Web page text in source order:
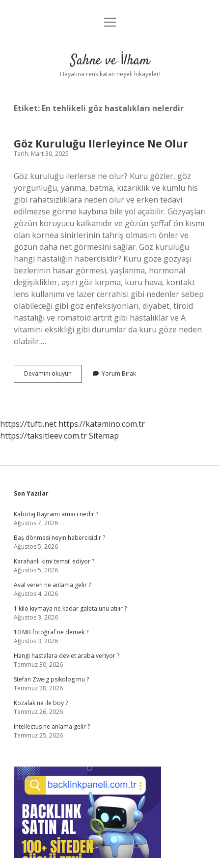
Anasayfa
Yasal Uyarı
menüyü
Sahne ve İlham
Hayatına renk katan neşeli hikayeler!
Etiket: En tehlikeli göz hastalıkları nelerdir
Göz Kuruluğu Ilerleyince Ne Olur
Tarih: Mart 30, 2025
Göz kuruluğu ilerlerse ne olur? Kuru gözler, göz
yorgunluğu, yanma, batma, kızarıklık ve kumlu his
gibi rahatsızlıklara neden olur ve erken tedavi
edilmezse görme kaybına bile yol açabilir. Gözyaşları
gözün koruyucu kalkanıdır ve gözün şeffaf ön kısmı
olan kornea sinirlerinin tahriş olmasını önler ve
gözün daha net görmesini sağlar. Göz kuruluğu
hangi hastalığın habercisidir? Kuru göze gözyaşı
bezlerinin hasar görmesi, yaşlanma, hormonal
değişiklikler, aşırı göz kırpma, kuru hava, kontakt
lens kullanımı ve lazer cerrahisi gibi nedenler sebep
olabileceği gibi göz enfeksiyonları, diyabet, tiroid
hastalığı ve romatoid artrit gibi hastalıklar ve A
vitamini eksikliği gibi durumlar da kuru göze neden
olabilir.…
Devamını okuyun
Kuruluğu
Yorum Bırak
https://tufti.net https://katamino.com.tr
https://taksitleev.com.trSitemap
Sidebar
Son Yazılar
Kabotaj Bayramı amacı nedir ?
Ağustos 7, 2026
Baş dönmesi neyin habercisidir ?
Ağustos 5, 2026
Karahanlı kimi temsil ediyor ?
Ağustos 5, 2026
Aval veren ne anlama gelir ?
Ağustos 4, 2026
1 kilo kıymaya ne kadar galeta unu atılır ?
Ağustos 3, 2026
10 MB fotoğraf ne demek ?
Ağustos 3, 2026
Hangi hastalara devlet araba veriyor ?
Temmuz 30, 2026
Stefan Zweig psikolog mu ?
Temmuz 28, 2026
Kozalak ne ile boy ?
Temmuz 26, 2026
intellectus ne anlama gelir ?
Temmuz 25, 2026